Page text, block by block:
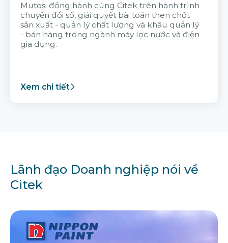
Mutosi đồng hành cùng Citek trên hành trình
chuyển đổi số, giải quyết bài toán then chốt
sản xuất - quản lý chất lượng và khâu quản lý
- bán hàng trong ngành máy lọc nước và điện
gia dụng.
Xem chi tiết
Lãnh đạo Doanh nghiệp nói về
Citek